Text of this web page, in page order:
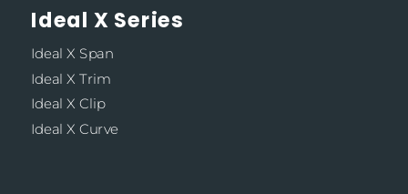
Ideal X Series
Ideal X Span
Ideal X Trim
Ideal X Clip
Ideal X Curve